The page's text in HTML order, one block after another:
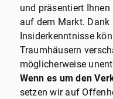
und präsentiert
auf dem Markt. Dank
Insiderkenntnisse
Traumhäusern
möglicherweise
Wenn es um den
setzen wir auf